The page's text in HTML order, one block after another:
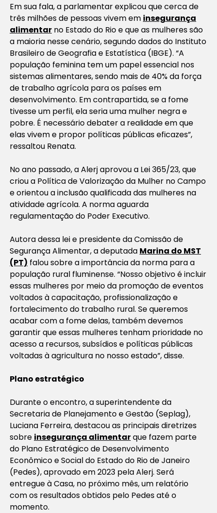
Em sua fala, a parlamentar explicou que cerca de
três milhões de pessoas vivem em insegurança
alimentar no Estado do Rio e que as mulheres são
a maioria nesse cenário, segundo dados do Instituto
Brasileiro de Geografia e Estatística (IBGE). “A
população feminina tem um papel essencial nos
sistemas alimentares, sendo mais de 40% da força
de trabalho agrícola para os países em
desenvolvimento. Em contrapartida, se a fome
tivesse um perfil, ela seria uma mulher negra e
pobre. É necessário debater a realidade em que
elas vivem e propor políticas públicas eficazes”,
ressaltou Renata.
No ano passado, a Alerj aprovou a Lei 365/23, que
criou a Política de Valorização da Mulher no Campo
e orientou a inclusão qualificada das mulheres na
atividade agrícola. A norma aguarda
regulamentação do Poder Executivo.
Autora dessa lei e presidente da Comissão de
Segurança Alimentar, a deputada Marina do MST
(PT) falou sobre a importância da norma para a
população rural fluminense. “Nosso objetivo é incluir
essas mulheres por meio da promoção de eventos
voltados à capacitação, profissionalização e
fortalecimento do trabalho rural. Se queremos
acabar com a fome delas, também devemos
garantir que essas mulheres tenham prioridade no
acesso a recursos, subsídios e políticas públicas
voltadas à agricultura no nosso estado”, disse.
Plano estratégico
Durante o encontro, a superintendente da
Secretaria de Planejamento e Gestão (Seplag),
Luciana Ferreira, destacou as principais diretrizes
sobre insegurança alimentarque fazem parte
do Plano Estratégico de Desenvolvimento
Econômico e Social do Estado do Rio de Janeiro
(Pedes), aprovado em 2023 pela Alerj. Será
entregue à Casa, no próximo mês, um relatório
com os resultados obtidos pelo Pedes até o
momento.